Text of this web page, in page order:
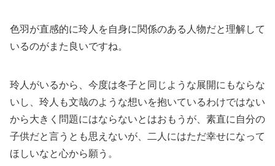
色羽が直感的に玲人を自身に関係のある人物だと理解して
いるのがまた良いですね。
玲人がいるから、今度は冬子と同じような展開にもならな
いし、玲人も文哉のような想いを抱いているわけではない
から大きく問題にはならないとはおもうが、素直に自分の
子供だと言うとも思えないが、二人にはただ幸せになって
ほしいなと心から願う。